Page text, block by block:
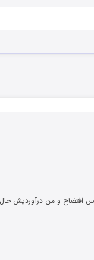
افتضاح و من درآوردیش